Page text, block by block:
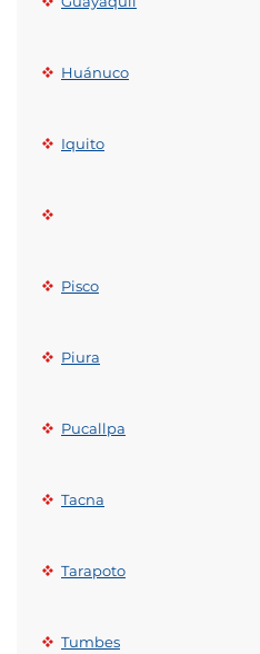
Huánuco
Iquito
Pisco
Piura
Pucallpa
Tacna
Tarapoto
Tumbes